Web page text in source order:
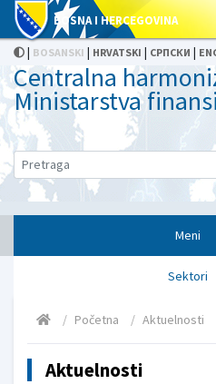
BOSNA I HERCEGOVINA
| BOSANSKI | HRVATSKI | СРПСКИ |
Centralna
Ministarstva
Meni
Sektori
Početna Aktuelnosti
Aktuelnosti